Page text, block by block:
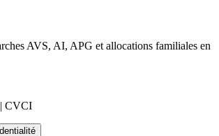
AVS, AI, APG et allocations familiales en
CVCI